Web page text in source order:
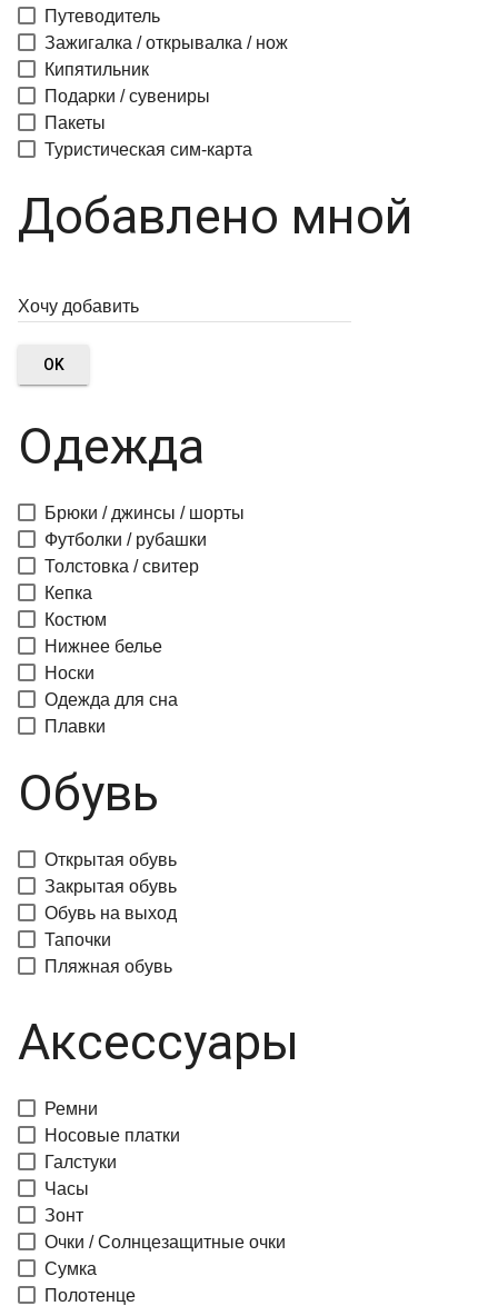
Путеводитель
Зажигалка / открывалка / нож
Кипятильник
Подарки / сувениры
Пакеты
Туристическая сим-карта
Добавлено мной
OK
Одежда
Брюки / джинсы / шорты
Футболки / рубашки
Толстовка / свитер
Кепка
Костюм
Нижнее белье
Носки
Одежда для сна
Плавки
Обувь
Открытая обувь
Закрытая обувь
Обувь на выход
Тапочки
Пляжная обувь
Аксессуары
Ремни
Носовые платки
Галстуки
Часы
Зонт
Очки / Солнцезащитные очки
Сумка
Полотенце